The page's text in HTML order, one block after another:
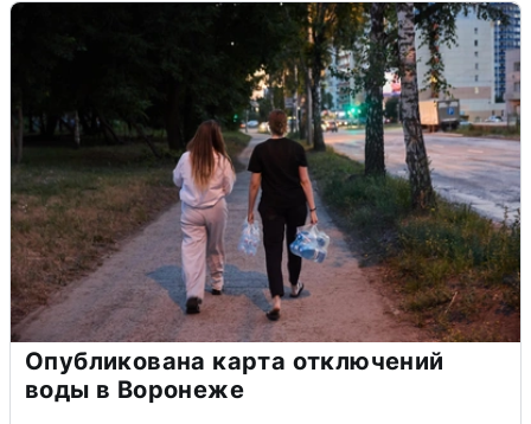
Опубликована карта отключений
воды в Воронеже